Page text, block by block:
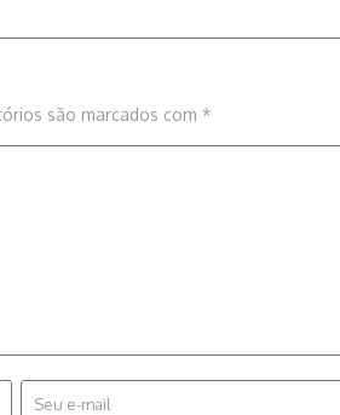
são marcados com *